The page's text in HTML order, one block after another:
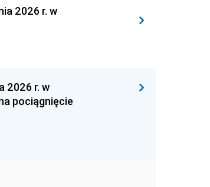
2026 r. w
2026 r. w
pociągnięcie